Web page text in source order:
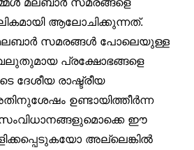
ആലോചിക്കുന്നത്.
സമരങ്ങൾ പോലെയുള്ള
പ്രക്ഷോഭങ്ങളെ
ദേശീയ രാഷ്ട്രീയ
ഉണ്ടായിത്തീർന്ന
ഈ
അല്ലെങ്കിൽ